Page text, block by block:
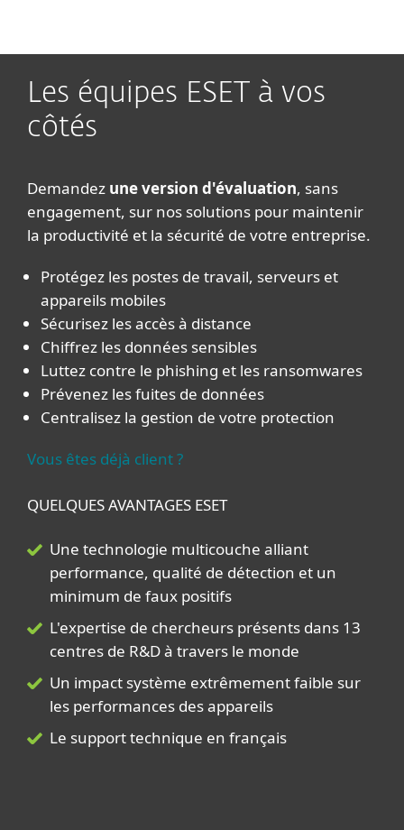
Les équipes ESET à vos
côtés​
Demandez une version d'évaluation, sans
engagement, sur nos solutions pour maintenir
la productivité et la sécurité de votre entreprise.
Protégez les postes de travail, serveurs et
appareils mobiles​
Sécurisez les accès à distance​
Chiffrez les données sensibles​
Luttez contre le phishing et les ransomwares​
Prévenez les fuites de données​
Centralisez la gestion de votre protection
Vous êtes déjà client ?​
QUELQUES AVANTAGES ESET​
Une technologie multicouche alliant
performance, qualité de détection et un
minimum de faux positifs​
L'expertise de chercheurs présents dans 13
centres de R&D à travers le monde​
Un impact système extrêmement faible sur
les performances des appareils​​
Le support technique en français